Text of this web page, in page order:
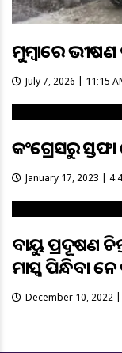
ମୁମ୍ବାଇରେ
July 7, 2026 | 11:15
କଂଗ୍ରେସରୁ
January 17, 2023 |
ବାୟୁ ପ୍ରଦୂଷଣ
ମାସ୍କ ପିନ୍ଧିବା
December 10, 2022 |